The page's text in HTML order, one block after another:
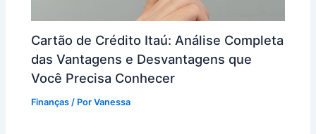
Cartão de Crédito Itaú: Análise Completa
das Vantagens e Desvantagens que
Você Precisa Conhecer
Finanças / PorVanessa